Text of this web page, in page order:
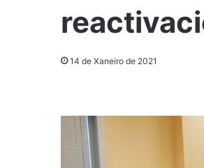
14 de Xaneiro de 2021